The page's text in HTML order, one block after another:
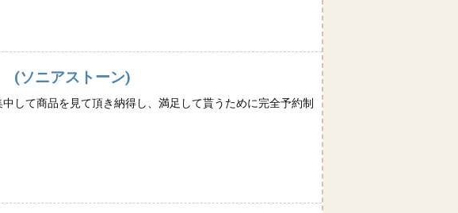
アストーン)
して商品を見て頂き納得し、満足して貰うために完全予約制